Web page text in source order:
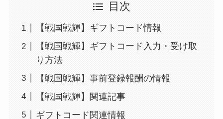
目次
【戦国戦輝】ギフトコード情報
【戦国戦輝】ギフトコード入力・受け取
り方法
【戦国戦輝】事前登録報酬の情報
【戦国戦輝】関連記事
ギフトコード関連情報